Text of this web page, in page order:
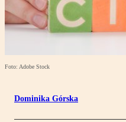
Foto: Adobe Stock
Dominika Górska